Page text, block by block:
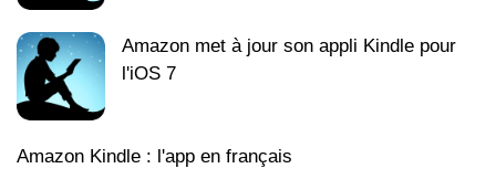
Amazon met à jour son appli Kindle pour
l'iOS 7
Amazon Kindle : l'app en français